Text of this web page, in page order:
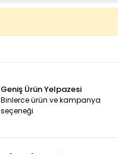
Geniş Ürün Yelpazesi
Binlerce ürün ve kampanya
seçeneği